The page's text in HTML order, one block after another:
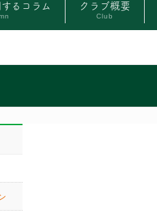
るコラム クラブ概要
Club